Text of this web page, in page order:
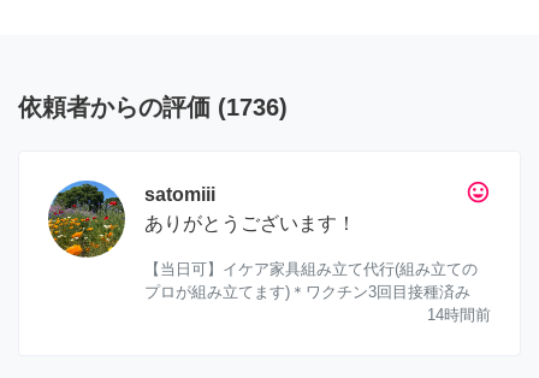
依頼者からの評価 (1736)
tag_faces
satomiii
ありがとうございます！
【当日可】イケア家具組み立て代行(組み立ての
プロが組み立てます)＊ワクチン3回目接種済み
14時間前